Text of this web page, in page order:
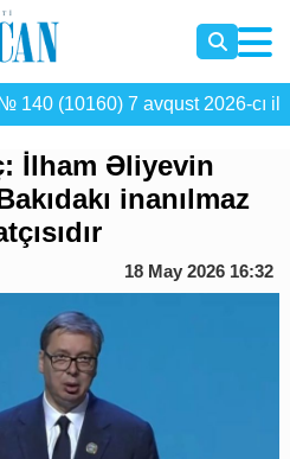
№ 140 (10160) 7 avqust 2026-cı il
İlham Əliyevin
inanılmaz
18 May 2026 16:32